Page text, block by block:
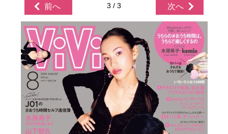
前へ 3 / 3 次へ